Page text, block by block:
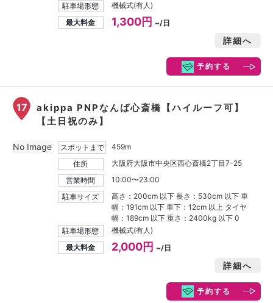
駐車場形態
機械式(有人)
最大料金
1,300円 ~/日
詳細へ
予約する
17
akippa PNPなんば心斎橋【ハイルーフ可】
【土日祝のみ】
スポットまで
459m
住所
大阪府大阪市中央区西心斎橋2丁目7-25
営業時間
10:00〜23:00
駐車サイズ
高さ：200cm 以下 長さ：530cm 以下 車
幅：191cm 以下 車下：12cm 以上 タイヤ
幅：189cm 以下 重さ：2400kg 以下 0
駐車場形態
機械式(有人)
最大料金
2,000円 ~/日
詳細へ
予約する
No Image